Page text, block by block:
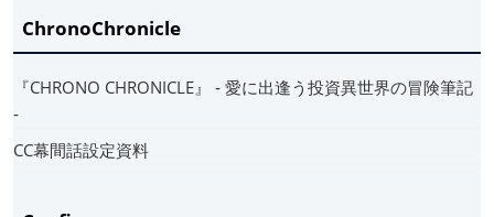
ChronoChronicle
『CHRONO CHRONICLE』 ‐ 愛に出逢う投資異世界の冒険筆記
‐
CC幕間話設定資料